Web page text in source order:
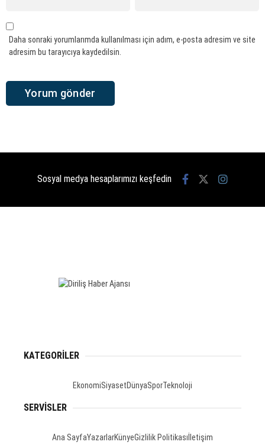
Daha sonraki yorumlarımda kullanılması için adım, e-posta adresim ve site
adresim bu tarayıcıya kaydedilsin.
Sosyal medya hesaplarımızı keşfedin
KATEGORİLER
EkonomiSiyasetDünyaSporTeknoloji
SERVİSLER
Ana SayfaYazarlarKünyeGizlilik Politikası İletişim